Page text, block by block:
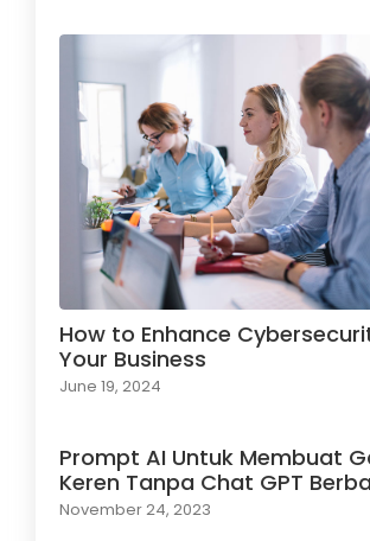
How to Enhance
Your Business
June 19, 2024
Prompt AI Untuk Membuat
Keren Tanpa Chat GPT
November 24, 2023